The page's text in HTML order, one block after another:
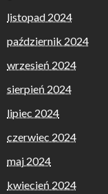
listopad 2024
październik 2024
wrzesień 2024
sierpień 2024
lipiec 2024
czerwiec 2024
maj 2024
kwiecień 2024